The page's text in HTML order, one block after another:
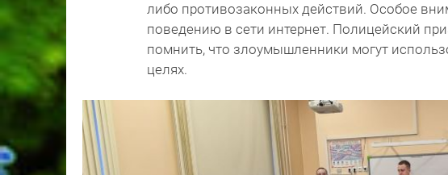
либо противозаконных действий. Особое
поведению в сети интернет. Полицейский
помнить, что злоумышленники могут
целях.